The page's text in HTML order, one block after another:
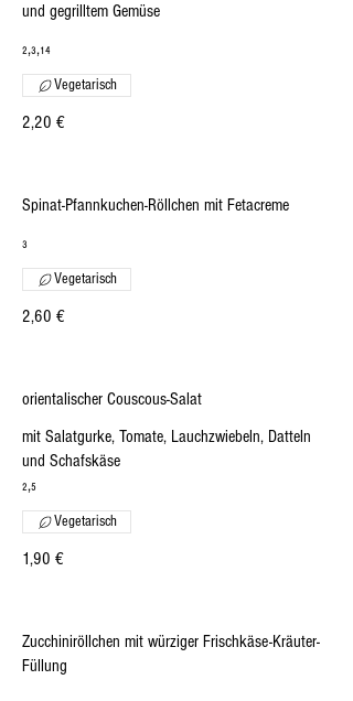
und gegrilltem Gemüse
₂,₃,₁₄
2,20 €
Vegetarisch
Spinat-Pfannkuchen-Röllchen mit Fetacreme
₃
2,60 €
Vegetarisch
orientalischer Couscous-Salat
mit Salatgurke, Tomate, Lauchzwiebeln, Datteln
und Schafskäse
₂,₅
1,90 €
Vegetarisch
Zucchiniröllchen mit würziger Frischkäse-Kräuter-
Füllung